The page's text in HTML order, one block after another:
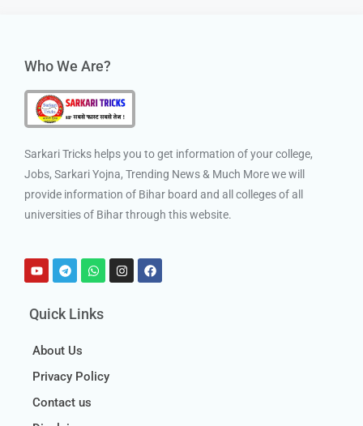
Who We Are?
Sarkari Tricks helps you to get information of your college,
Jobs, Sarkari Yojna, Trending News & Much More we will
provide information of Bihar board and all colleges of all
universities of Bihar through this website.
Quick Links
About Us
Privacy Policy
Contact us